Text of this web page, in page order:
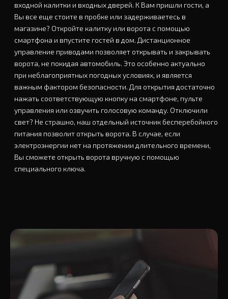
входной калитки и входных дверей. К Вам пришли гости, а
Вы все еще стоите в пробке или задерживаетесь в
магазине? Откройте калитку или ворота с помощью
смартфона и впустите гостей в дом. Дистанционное
управление приводами позволяет открывать и закрывать
ворота, не покидая автомобиль. Это особенно актуально
при неблагоприятных погодных условиях, и является
важным фактором безопасности. Для открытия достаточно
нажать соответствующую кнопку на смартфоне, пульте
управления или озвучить голосовую команду. Отключили
свет? Не страшно, наш отдельный источник бесперебойного
питания позволит открыть ворота. В случае, если
электроэнергии нет на протяжении длительного времени,
Вы сможете открыть ворота вручную с помощью
специального ключа.